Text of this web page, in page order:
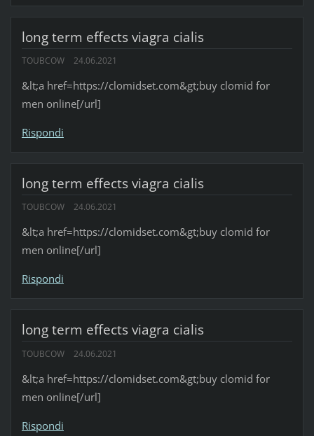
long term effects viagra cialis
TOUBCOW 24.06.2021
&lt;a href=https://clomidset.com&gt;buy clomid for
men online[/url]
Rispondi
long term effects viagra cialis
TOUBCOW 24.06.2021
&lt;a href=https://clomidset.com&gt;buy clomid for
men online[/url]
Rispondi
long term effects viagra cialis
TOUBCOW 24.06.2021
&lt;a href=https://clomidset.com&gt;buy clomid for
men online[/url]
Rispondi